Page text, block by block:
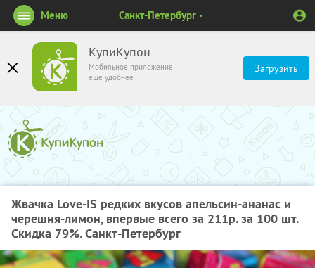
КупиКупон
Мобильное приложение
ещё удобнее
Загрузить
Меню Санкт-Петербург
Жвачка Love-IS редких вкусов апельсин-ананас и
черешня-лимон, впервые всего за 211р. за 100 шт.
Скидка 79%. Санкт-Петербург